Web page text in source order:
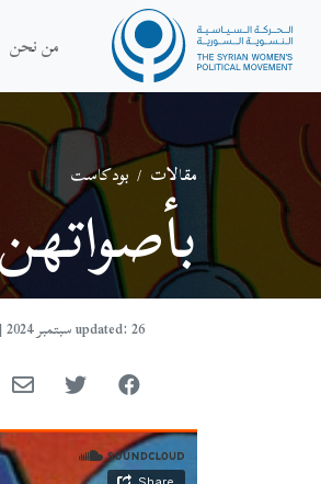
من نحن
مقالات / بودكاست
updated: 26 سبتمبر 2024 |